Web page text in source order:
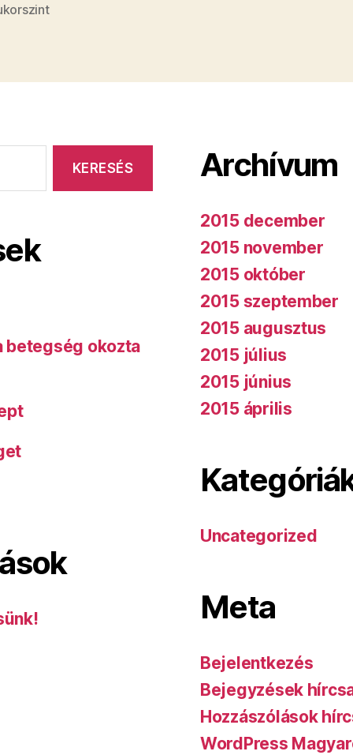
betegség okozta
Archívum
2015 december
2015 november
2015 október
2015 szeptember
2015 augusztus
2015 július
2015 június
2015 április
Uncategorized
Meta
Bejelentkezés
Bejegyzések
Hozzászólások
WordPress